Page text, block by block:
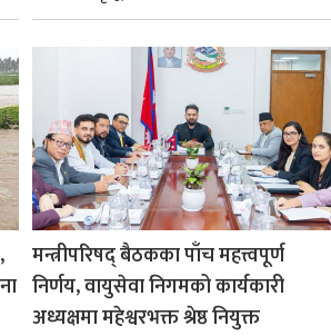
मन्त्रीपरिषद् बैठकका पाँच महत्त्वपूर्ण
निर्णय, वायुसेवा निगमको कार्यकारी
अध्यक्षमा महेश्वरभक्त श्रेष्ठ नियुक्त